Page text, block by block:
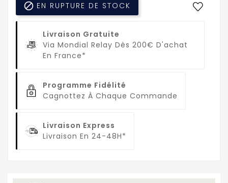
 EN RUPTURE DE STOCK
Livraison Gratuite
Via Mondial Relay Dès 200€ D'achat
En France*
Programme Fidélité
Cagnottez À Chaque Commande
Livraison Express
Livraison En 24-48H*